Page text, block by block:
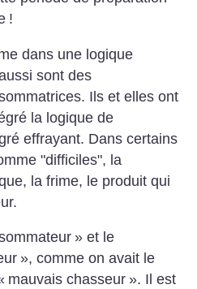
!
dans une logique
sont des
Ils et elles ont
la logique de
effrayant. Dans certains
"difficiles", la
la frime, le produit qui
» et le
», comme on avait le
mauvais chasseur ». Il est